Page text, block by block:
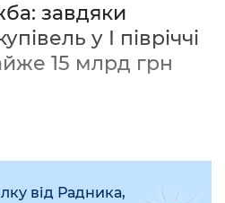
завдяки
у І півріччі
15 млрд грн
від Радника,